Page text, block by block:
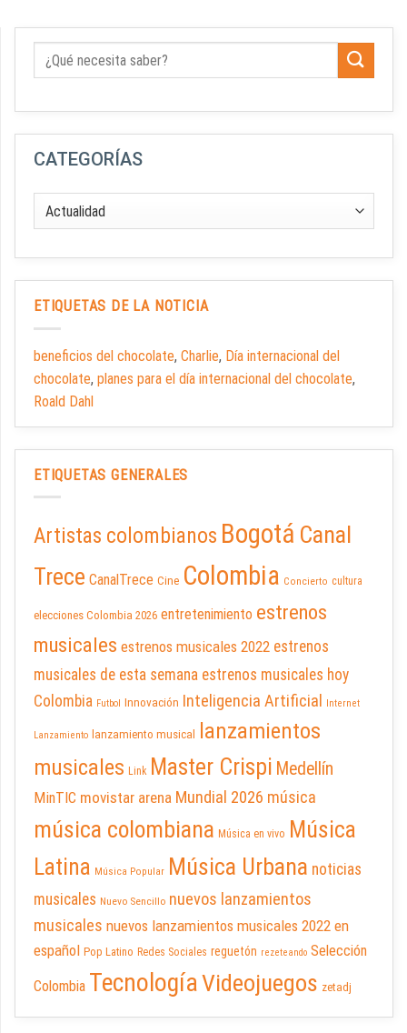
CATEGORÍAS
ETIQUETAS DE LA NOTICIA
beneficios del chocolate, Charlie, Día internacional del
chocolate, planes para el día internacional del chocolate,
Roald Dahl
ETIQUETAS GENERALES
Artistas colombianos Bogotá Canal
Trece CanalTrece Cine Colombia Concierto cultura
elecciones Colombia 2026 entretenimiento estrenos
musicales estrenos musicales 2022 estrenos
musicales de esta semana estrenos musicales hoy
Colombia Futbol Innovación Inteligencia Artificial Internet
Lanzamiento lanzamiento musical
lanzamientos
musicales Link Master Crispi Medellín
MinTIC movistar arena Mundial 2026 música
música colombiana Música en vivo Música
Latina Música Popular Música Urbana noticias
musicales Nuevo Sencillo nuevos lanzamientos
musicales nuevos lanzamientos musicales 2022 en
español Pop Latino Redes Sociales reguetón rezeteando Selección
Colombia TecnologíaVideojuegos zetadj